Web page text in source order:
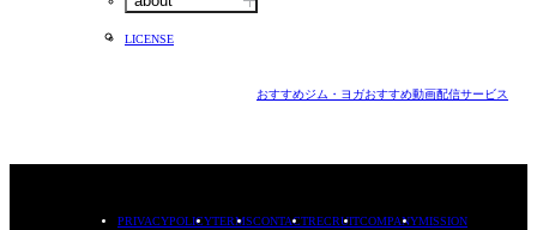
LICENSE
おすすめジム・ヨガおすすめ動画配信サービス
PRIVACYPOLICYTERMSCONTACTRECRUITCOMPANYMISSION